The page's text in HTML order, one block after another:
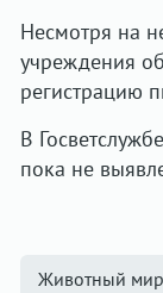
Несмотря на
учреждения
регистрацию
В
пока не
Животный мир